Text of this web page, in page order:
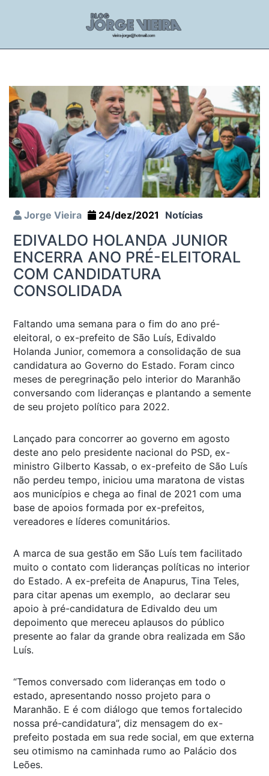
Jorge Vieira 24/dez/2021 Notícias
EDIVALDO HOLANDA JUNIOR
ENCERRA ANO PRÉ-ELEITORAL
COM CANDIDATURA
CONSOLIDADA
Faltando uma semana para o fim do ano pré-
eleitoral, o ex-prefeito de São Luís, Edivaldo
Holanda Junior, comemora a consolidação de sua
candidatura ao Governo do Estado. Foram cinco
meses de peregrinação pelo interior do Maranhão
conversando com lideranças e plantando a semente
de seu projeto político para 2022.
Lançado para concorrer ao governo em agosto
deste ano pelo presidente nacional do PSD, ex-
ministro Gilberto Kassab, o ex-prefeito de São Luís
não perdeu tempo, iniciou uma maratona de vistas
aos municípios e chega ao final de 2021 com uma
base de apoios formada por ex-prefeitos,
vereadores e líderes comunitários.
A marca de sua gestão em São Luís tem facilitado
muito o contato com lideranças políticas no interior
do Estado. A ex-prefeita de Anapurus, Tina Teles,
para citar apenas um exemplo, ao declarar seu
apoio à pré-candidatura de Edivaldo deu um
depoimento que mereceu aplausos do público
presente ao falar da grande obra realizada em São
Luís.
“Temos conversado com lideranças em todo o
estado, apresentando nosso projeto para o
Maranhão. E é com diálogo que temos fortalecido
nossa pré-candidatura”, diz mensagem do ex-
prefeito postada em sua rede social, em que externa
seu otimismo na caminhada rumo ao Palácio dos
Leões.